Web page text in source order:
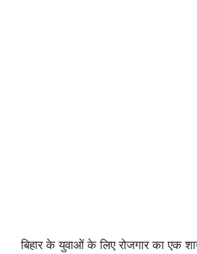
बिहार के युवाओं के लिए रोजगार का एक